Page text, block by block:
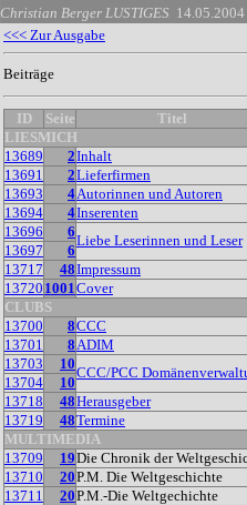
Christian Berger LUSTIGES 14.05.2004
<<< Zur Ausgabe
Beiträge
ID Seite
Titel
LIESMICH
13689
2Inhalt
13691
2Lieferfirmen
13693
4Autorinnen und Autoren
13694
4Inserenten
13696
6
Liebe Leserinnen und Leser
13697
6
13717
48Impressum
13720 1001Cover
CLUBS
13700
8CCC
13701
8ADIM
13703
10
CCC/PCC
13704
10
13718
48Herausgeber
13719
48Termine
MULTIMEDIA
13709
19Die Chronik der
13710
20P.M. Die Weltgeschichte
13711
20P.M.-Die Weltgechichte